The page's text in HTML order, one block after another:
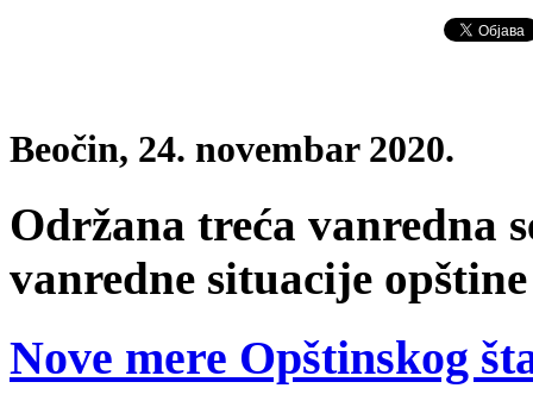
Beočin, 24. novembar 2020.
Održana treća vanredna
vanredne situacije
Nove mere Opštinskog